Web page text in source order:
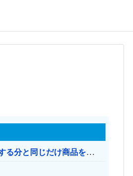
【消費税率1％】 「下げるのが筋なんですけど…」消費減税で値下がりする分と同じだけ商品を値上げして店頭価格を変えない店も